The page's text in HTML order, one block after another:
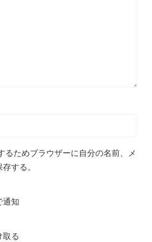
るためブラウザーに自分の名前、メ
する。
通知
取る